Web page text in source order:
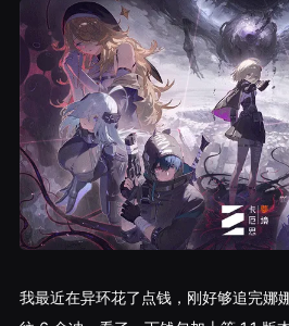
我最近在异环花了点钱，刚好够追完娜